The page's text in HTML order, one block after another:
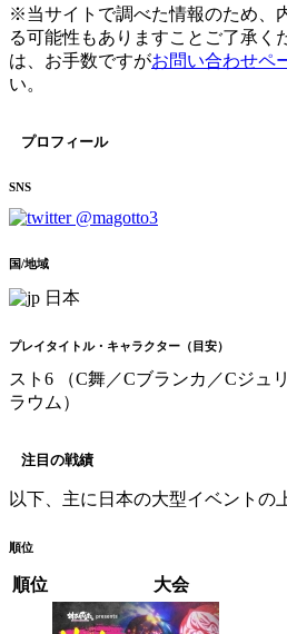
※当サイトで調べた情報のため、
る可能性もありますことご了承く
は、お手数ですがお問い合わせペ
い。
プロフィール
SNS
@magotto3
国/地域
日本
プレイタイトル・キャラクター（目安）
スト6 （C舞／Cブランカ／Cジュ
ラウム）
注目の戦績
以下、主に日本の大型イベントの
順位
順位 大会